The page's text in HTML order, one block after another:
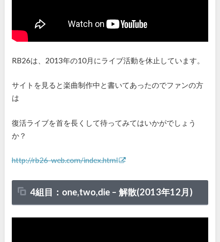
RB26は、2013年の10月にライブ活動を休止しています。
サイトを見ると楽曲制作中と書いてあったのでファンの方
は
復活ライブを首を長くして待ってみてはいかがでしょう
か？
http://rb26-web.com/index.html
4組目：one,two,die – 解散(2013年12月)